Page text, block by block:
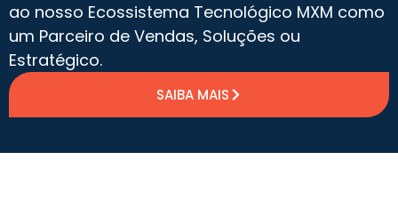
ao nosso Ecossistema Tecnológico MXM como
um Parceiro de Vendas, Soluções ou
Estratégico.
SAIBA MAIS